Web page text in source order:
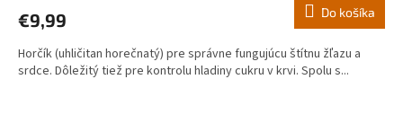
€9,99 Do košíka
Horčík (uhličitan horečnatý) pre správne fungujúcu štítnu žľazu a
srdce. Dôležitý tiež pre kontrolu hladiny cukru v krvi. Spolu s...